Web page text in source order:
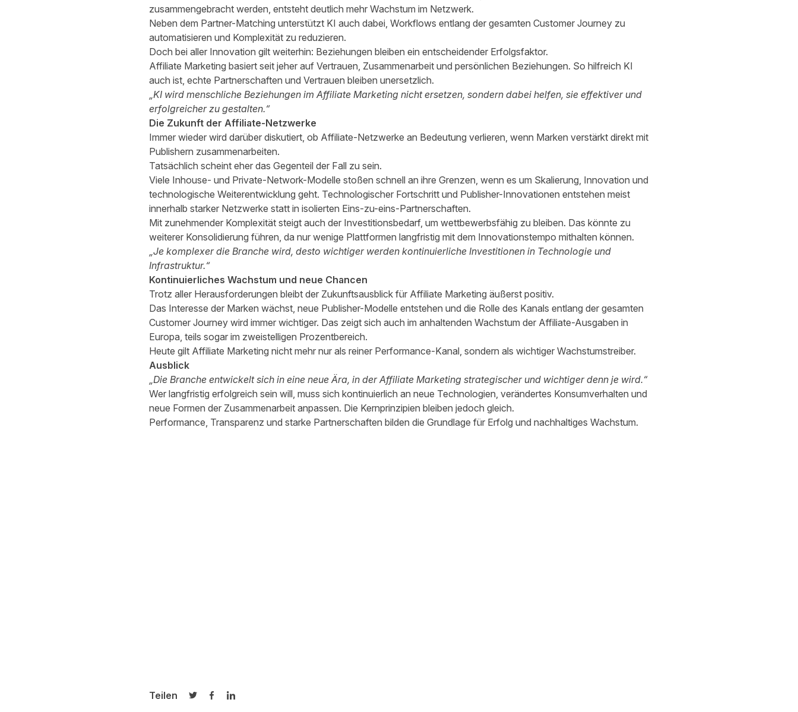
zusammengebracht werden, entsteht deutlich mehr Wachstum im Netzwerk.
Neben dem Partner-Matching unterstützt KI auch dabei, Workflows entlang der gesamten Customer Journey zu
automatisieren und Komplexität zu reduzieren.
Doch bei aller Innovation gilt weiterhin: Beziehungen bleiben ein entscheidender Erfolgsfaktor.
Affiliate Marketing basiert seit jeher auf Vertrauen, Zusammenarbeit und persönlichen Beziehungen. So hilfreich KI
auch ist, echte Partnerschaften und Vertrauen bleiben unersetzlich.
„KI wird menschliche Beziehungen im Affiliate Marketing nicht ersetzen, sondern dabei helfen, sie effektiver und
erfolgreicher zu gestalten.“
Die Zukunft der Affiliate-Netzwerke
Immer wieder wird darüber diskutiert, ob Affiliate-Netzwerke an Bedeutung verlieren, wenn Marken verstärkt direkt mit
Publishern zusammenarbeiten.
Tatsächlich scheint eher das Gegenteil der Fall zu sein.
Viele Inhouse- und Private-Network-Modelle stoßen schnell an ihre Grenzen, wenn es um Skalierung, Innovation und
technologische Weiterentwicklung geht. Technologischer Fortschritt und Publisher-Innovationen entstehen meist
innerhalb starker Netzwerke statt in isolierten Eins-zu-eins-Partnerschaften.
Mit zunehmender Komplexität steigt auch der Investitionsbedarf, um wettbewerbsfähig zu bleiben. Das könnte zu
weiterer Konsolidierung führen, da nur wenige Plattformen langfristig mit dem Innovationstempo mithalten können.
„Je komplexer die Branche wird, desto wichtiger werden kontinuierliche Investitionen in Technologie und
Infrastruktur.“
Kontinuierliches Wachstum und neue Chancen
Trotz aller Herausforderungen bleibt der Zukunftsausblick für Affiliate Marketing äußerst positiv.
Das Interesse der Marken wächst, neue Publisher-Modelle entstehen und die Rolle des Kanals entlang der gesamten
Customer Journey wird immer wichtiger. Das zeigt sich auch im anhaltenden Wachstum der Affiliate-Ausgaben in
Europa, teils sogar im zweistelligen Prozentbereich.
Heute gilt Affiliate Marketing nicht mehr nur als reiner Performance-Kanal, sondern als wichtiger Wachstumstreiber.
Ausblick
„Die Branche entwickelt sich in eine neue Ära, in der Affiliate Marketing strategischer und wichtiger denn je wird.“
Wer langfristig erfolgreich sein will, muss sich kontinuierlich an neue Technologien, verändertes Konsumverhalten und
neue Formen der Zusammenarbeit anpassen. Die Kernprinzipien bleiben jedoch gleich.
Performance, Transparenz und starke Partnerschaften bilden die Grundlage für Erfolg und nachhaltiges Wachstum.
Teilen
Auf Twitter teilen
Auf Facebook teilen
Auf LinkedIn teilen